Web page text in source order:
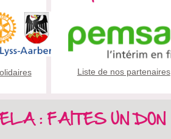
Liste de nos partenaires
: FAITES UN DON